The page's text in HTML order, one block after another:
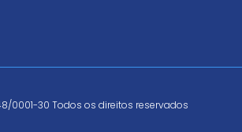
0001-30 Todos os direitos reservados